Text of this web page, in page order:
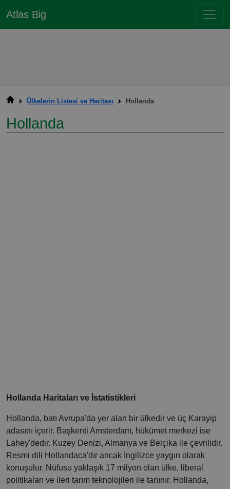
Atlas Big
Ülkelerin Listesi ve Haritası Hollanda
Hollanda
Hollanda Haritaları ve İstatistikleri
Hollanda, batı Avrupa'da yer alan bir ülkedir ve üç Karayip
adasını içerir. Başkenti Amsterdam, hükümet merkezi ise
Lahey'dedir. Kuzey Denizi, Almanya ve Belçika ile çevrilidir.
Resmi dili Hollandaca'dır ancak İngilizce yaygın olarak
konuşulur. Nüfusu yaklaşık 17 milyon olan ülke, liberal
politikaları ve ileri tarım teknolojileri ile tanınır. Hollanda,